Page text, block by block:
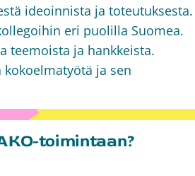
ideoinnista ja toteutuksesta.
eri puolilla Suomea.
teemoista ja hankkeista.
ja sen
toimintaan?